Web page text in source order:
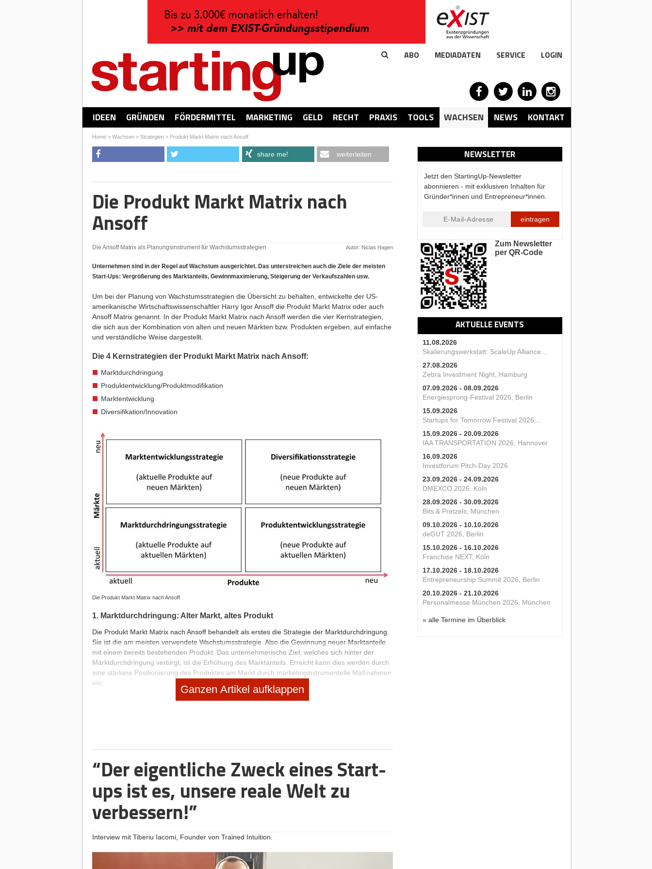
ABO MEDIADATEN SERVICE LOGIN
IDEEN GRÜNDEN FÖRDERMITTEL MARKETING GELD RECHT PRAXIS TOOLS WACHSEN NEWS KONTAKT
Home> Wachsen> Strategien> Produkt Markt Matrix nach Ansoff
NEWSLETTER
Jetzt den StartingUp-Newsletter
abonnieren - mit exklusiven Inhalten für
Gründer*innen und Entrepreneur*innen.
eintragen
Zum Newsletter
per QR-Code
AKTUELLE EVENTS
11.08.2026
Skalierungswerkstatt: ScaleUp Alliance...
27.08.2026
Zebra Investment Night, Hamburg
07.09.2026 - 08.09.2026
Energiesprong-Festival 2026, Berlin
15.09.2026
Startups for Tomorrow Festival 2026,...
15.09.2026 - 20.09.2026
IAA TRANSPORTATION 2026, Hannover
16.09.2026
Investforum Pitch-Day 2026
23.09.2026 - 24.09.2026
DMEXCO 2026, Köln
28.09.2026 - 30.09.2026
Bits & Pretzels, München
09.10.2026 - 10.10.2026
deGUT 2026, Berlin
15.10.2026 - 16.10.2026
Franchise NEXT, Köln
17.10.2026 - 18.10.2026
Entrepreneurship Summit 2026, Berlin
20.10.2026 - 21.10.2026
Personalmesse München 2026, München
» alle Termine im Überblick
share me! weiterleiten
Die Produkt Markt Matrix nach
Ansoff
Die Ansoff Matrix als Planungsinstrument für Wachstumsstrategien Autor: Niclas Hagen
Unternehmen sind in der Regel auf Wachstum ausgerichtet. Das unterstreichen auch die Ziele der meisten
Start-Ups: Vergrößerung des Marktanteils, Gewinnmaximierung, Steigerung der Verkaufszahlen usw.
Um bei der Planung von Wachstumsstrategien die Übersicht zu behalten, entwickelte der US-
amerikanische Wirtschaftswissenschaftler Harry Igor Ansoff die Produkt Markt Matrix oder auch
Ansoff Matrix genannt. In der Produkt Markt Matrix nach Ansoff werden die vier Kernstrategien,
die sich aus der Kombination von alten und neuen Märkten bzw. Produkten ergeben, auf einfache
und verständliche Weise dargestellt.
Die 4 Kernstrategien der Produkt Markt Matrix nach Ansoff:
Marktdurchdringung
Produktentwicklung/Produktmodifikation
Marktentwicklung
Diversifikation/Innovation
Die Produkt Markt Matrix nach Ansoff
1. Marktdurchdringung: Alter Markt, altes Produkt
Die Produkt Markt Matrix nach Ansoff behandelt als erstes die Strategie der Marktdurchdringung.
Sie ist die am meisten verwendete Wachstumsstrategie. Also die Gewinnung neuer Marktanteile
mit einem bereits bestehenden Produkt. Das unternehmerische Ziel, welches sich hinter der
Marktdurchdringung verbirgt, ist die Erhöhung des Marktanteils. Erreicht kann dies werden durch
eine stärkere Positionierung des Produktes am Markt durch marketinginstrumentelle Maßnahmen
wie:
2. Marktentwicklung: Neuer Markt, altes Produkt
Erobern Sie mit einem bereits bestehenden Produkt einen neuen Markt, spricht man in der Ansoff
Matrix von der Marktentwicklung. Neue Märkte können sein:
neue Länder
vorgenommen, um es auf die Bedürfnisse der Kunden und die rechtlichen Gegebenheiten des
Ganzen Artikel aufklappen
“Der eigentliche Zweck eines Start-
ups ist es, unsere reale Welt zu
verbessern!”
Interview mit Tiberiu Iacomi, Founder von Trained Intuition.